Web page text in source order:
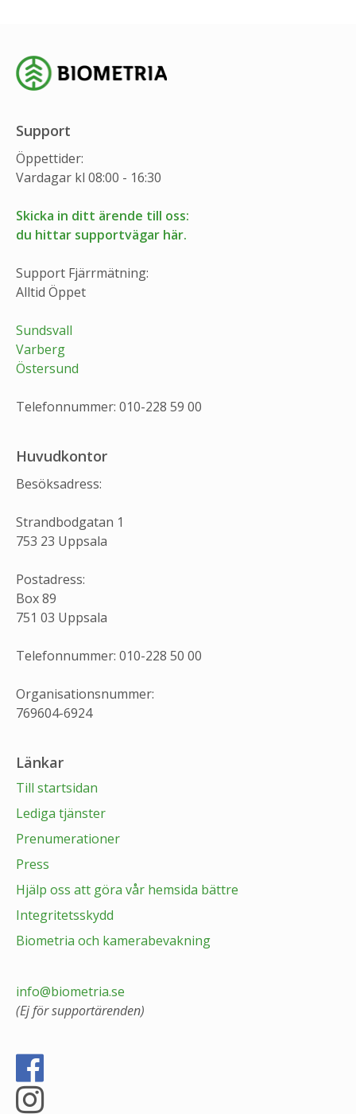
Support
Öppettider:
Vardagar kl 08:00 - 16:30
Skicka in ditt ärende till oss:
du hittar supportvägar här.
Support Fjärrmätning:
Alltid Öppet
Sundsvall
Varberg
Östersund
Telefonnummer: 010-228 59 00
Huvudkontor
Besöksadress:
Strandbodgatan 1
753 23 Uppsala
Postadress:
Box 89
751 03 Uppsala
Telefonnummer: 010-228 50 00
Organisationsnummer:
769604-6924
Länkar
Till startsidan
Lediga tjänster
Prenumerationer
Press
Hjälp oss att göra vår hemsida bättre
Integritetsskydd
Biometria och kamerabevakning
info@biometria.se
(Ej för supportärenden)